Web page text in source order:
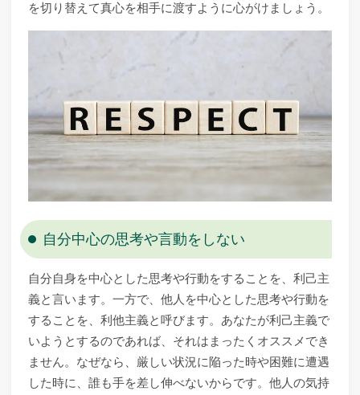
を切り替えて真心を相手に渡すように心がけましょう。
自分中心の思考や言動をしない
自分自身を中心とした思考や行動をすることを、利己主
義と言います。一方で、他人を中心とした思考や行動を
することを、利他主義と呼びます。あなたが利己主義で
いようとするのであれば、それはまったくオススメでき
ません。なぜなら、厳しい状況に陥った時や困難に遭遇
した時に、誰も手を差し伸べないからです。他人の気持